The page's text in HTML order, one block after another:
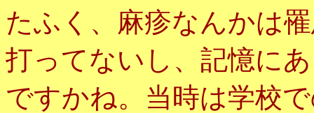
たふく、麻疹なんかは
打ってないし、記憶に
ですかね。当時は学校